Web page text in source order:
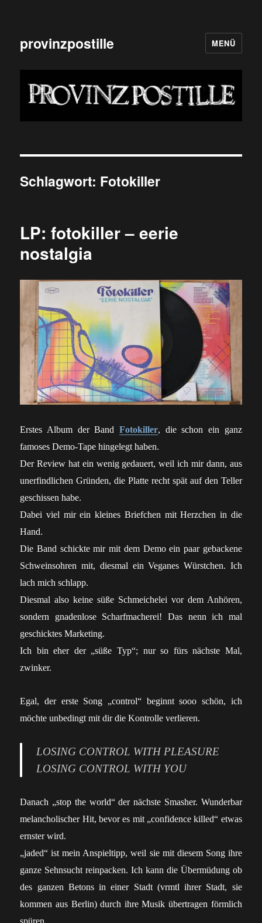
provinzpostille MENÜ
Schlagwort: Fotokiller
LP: fotokiller – eerie
nostalgia
Erstes Album der Band Fotokiller, die schon ein ganz
famoses Demo-Tape hingelegt haben.
Der Review hat ein wenig gedauert, weil ich mir dann, aus
unerfindlichen Gründen, die Platte recht spät auf den Teller
geschissen habe.
Dabei viel mir ein kleines Briefchen mit Herzchen in die
Hand.
Die Band schickte mir mit dem Demo ein paar gebackene
Schweinsohren mit, diesmal ein Veganes Würstchen. Ich
lach mich schlapp.
Diesmal also keine süße Schmeichelei vor dem Anhören,
sondern gnadenlose Scharfmacherei! Das nenn ich mal
geschicktes Marketing.
Ich bin eher der „süße Typ“; nur so fürs nächste Mal,
zwinker.
Egal, der erste Song „control“ beginnt sooo schön, ich
möchte unbedingt mit dir die Kontrolle verlieren.
LOSING CONTROL WITH PLEASURE
LOSING CONTROL WITH YOU
Danach „stop the world“ der nächste Smasher. Wunderbar
melancholischer Hit, bevor es mit „confidence killed“ etwas
ernster wird.
„jaded“ ist mein Anspieltipp, weil sie mit diesem Song ihre
ganze Sehnsucht reinpacken. Ich kann die Übermüdung ob
des ganzen Betons in einer Stadt (vrmtl ihrer Stadt, sie
kommen aus Berlin) durch ihre Musik übertragen förmlich